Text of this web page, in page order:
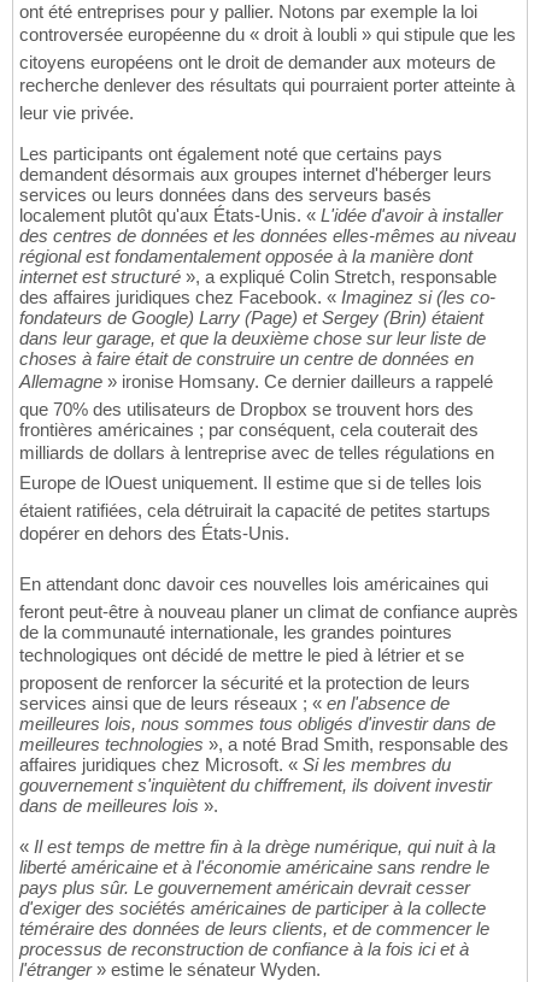
ont été entreprises pour y pallier. Notons par exemple la loi
controversée européenne du « droit à loubli » qui stipule que les
citoyens européens ont le droit de demander aux moteurs de
recherche denlever des résultats qui pourraient porter atteinte à
leur vie privée.
Les participants ont également noté que certains pays
demandent désormais aux groupes internet d'héberger leurs
services ou leurs données dans des serveurs basés
localement plutôt qu'aux États-Unis. « L'idée d'avoir à installer
des centres de données et les données elles-mêmes au niveau
régional est fondamentalement opposée à la manière dont
internet est structuré », a expliqué Colin Stretch, responsable
des affaires juridiques chez Facebook. « Imaginez si (les co-
fondateurs de Google) Larry (Page) et Sergey (Brin) étaient
dans leur garage, et que la deuxième chose sur leur liste de
choses à faire était de construire un centre de données en
Allemagne » ironise Homsany. Ce dernier dailleurs a rappelé
que 70% des utilisateurs de Dropbox se trouvent hors des
frontières américaines ; par conséquent, cela couterait des
milliards de dollars à lentreprise avec de telles régulations en
Europe de lOuest uniquement. Il estime que si de telles lois
étaient ratifiées, cela détruirait la capacité de petites startups
dopérer en dehors des États-Unis.
En attendant donc davoir ces nouvelles lois américaines qui
feront peut-être à nouveau planer un climat de confiance auprès
de la communauté internationale, les grandes pointures
technologiques ont décidé de mettre le pied à létrier et se
proposent de renforcer la sécurité et la protection de leurs
services ainsi que de leurs réseaux ; « en l'absence de
meilleures lois, nous sommes tous obligés d'investir dans de
meilleures technologies », a noté Brad Smith, responsable des
affaires juridiques chez Microsoft. « Si les membres du
gouvernement s'inquiètent du chiffrement, ils doivent investir
dans de meilleures lois ».
« Il est temps de mettre fin à la drège numérique, qui nuit à la
liberté américaine et à l'économie américaine sans rendre le
pays plus sûr. Le gouvernement américain devrait cesser
d'exiger des sociétés américaines de participer à la collecte
téméraire des données de leurs clients, et de commencer le
processus de reconstruction de confiance à la fois ici et à
l'étranger» estime le sénateur Wyden.